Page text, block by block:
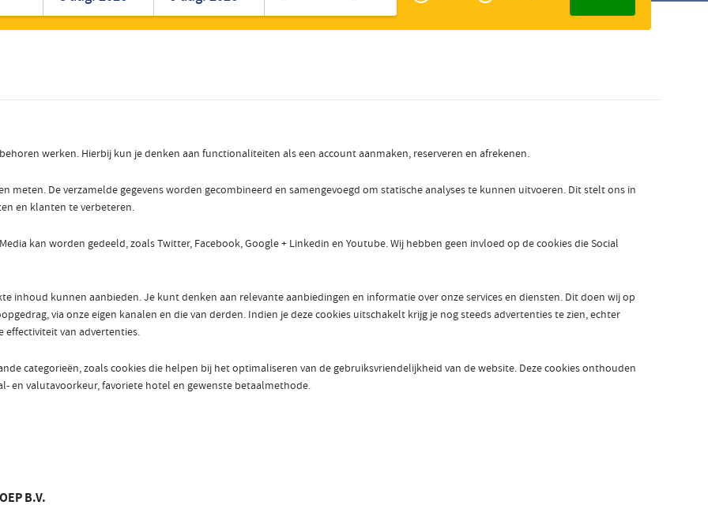
Roemeens Turks
werken. Hierbij kun je denken aan functionaliteiten als een account aanmaken, reserveren en afrekenen.
meten. De verzamelde gegevens worden gecombineerd en samengevoegd om statische analyses te kunnen uitvoeren. Dit stelt ons in
en klanten te verbeteren.
kan worden gedeeld, zoals Twitter, Facebook, Google + Linkedin en Youtube. Wij hebben geen invloed op de cookies die Social
inhoud kunnen aanbieden. Je kunt denken aan relevante aanbiedingen en informatie over onze services en diensten. Dit doen wij op
via onze eigen kanalen en die van derden. Indien je deze cookies uitschakelt krijg je nog steeds advertenties te zien, echter
effectiviteit van advertenties.
categorieën, zoals cookies die helpen bij het optimaliseren van de gebruiksvriendelijkheid van de website. Deze cookies onthouden
en valutavoorkeur, favoriete hotel en gewenste betaalmethode.
B.V.